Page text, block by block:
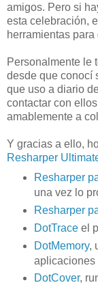
amigos. Pero si
esta celebración,
herramientas
Personalmente le
desde que conocí
que uso a diario
contactar con
amablemente a
Y gracias a ello,
Resharper
Resharper
una vez lo
Resharper
DotTraceel
DotMemory,
aplicaciones
DotCover,